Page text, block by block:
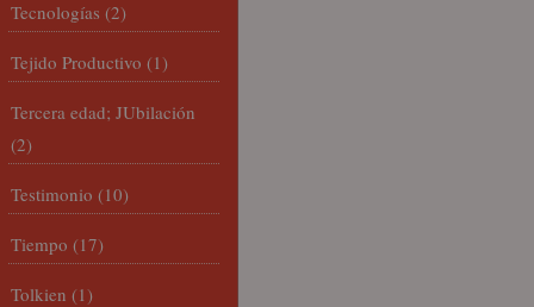
Tecnologías (2)
Tejido Productivo (1)
Tercera edad; JUbilación
(2)
Testimonio (10)
Tiempo (17)
Tolkien (1)